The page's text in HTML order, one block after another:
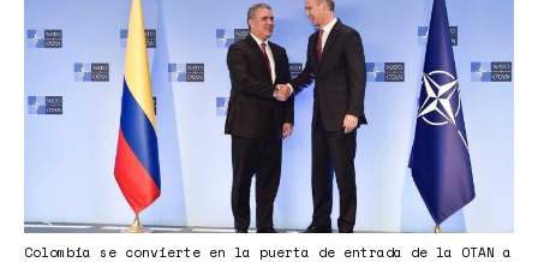
OTAN.jpg
Colombia se convierte en la puerta de entrada de la OTAN a